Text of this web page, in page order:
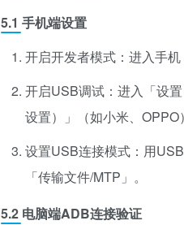
5.1 手机端设置
开启开发者模式：进入手
开启USB调试：进入「设
设置）」（如小米、OPPO
设置USB连接模式：用
「传输文件/MTP」。
5.2 电脑端ADB连接验证